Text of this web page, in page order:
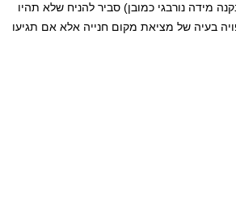
מידה נורבגי כמובן) סביר להניח שלא תהיו
בעיה של מציאת מקום חנייה אלא אם תגיעו